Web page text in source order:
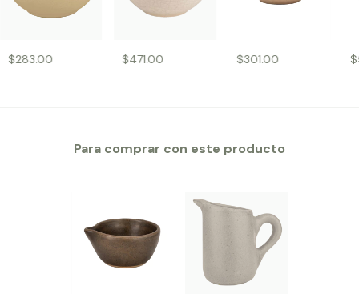
$283.00 $471.00 $301.00
Para comprar con este producto